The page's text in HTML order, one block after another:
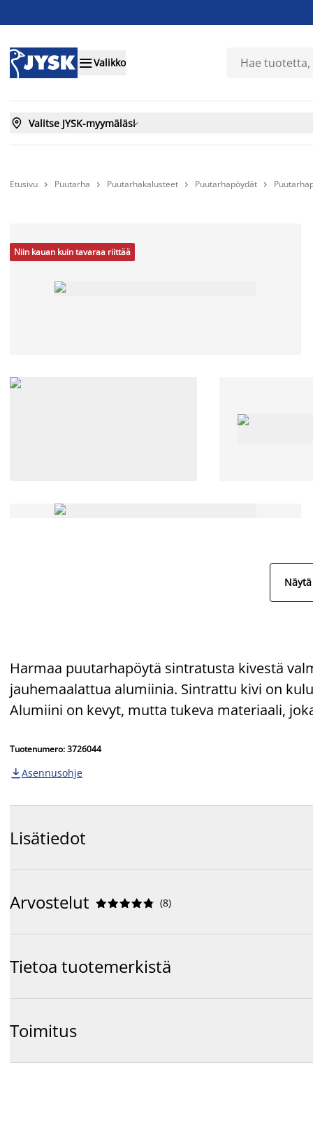
Valikko
 Valitse JYSK-myymäläsi
Etusivu  Puutarha  Puutarhakalusteet  Puutarhapöydät 
Niin kauan kuin tavaraa riittää
Harmaa puutarhapöytä sintratusta kivestä
jauhemaalattua alumiinia. Sintrattu kivi on
Alumiini on kevyt, mutta tukeva materiaali,
Tuotenumero: 3726044
 Asennusohje
Lisätiedot
Arvostelut 




 (8)
Tietoa tuotemerkistä
Toimitus